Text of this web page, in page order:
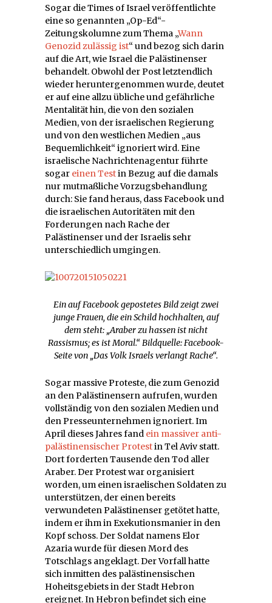
Sogar die Times of Israel veröffentlichte
eine so genannten „Op-Ed“-
Zeitungskolumne zum Thema „Wann
Genozid zulässig ist“ und bezog sich darin
auf die Art, wie Israel die Palästinenser
behandelt. Obwohl der Post letztendlich
wieder heruntergenommen wurde, deutet
er auf eine allzu übliche und gefährliche
Mentalität hin, die von den sozialen
Medien, von der israelischen Regierung
und von den westlichen Medien „aus
Bequemlichkeit“ ignoriert wird. Eine
israelische Nachrichtenagentur führte
sogar einen Testin Bezug auf die damals
nur mutmaßliche Vorzugsbehandlung
durch: Sie fand heraus, dass Facebook und
die israelischen Autoritäten mit den
Forderungen nach Rache der
Palästinenser und der Israelis sehr
unterschiedlich umgingen.
Ein auf Facebook gepostetes Bild zeigt zwei
junge Frauen, die ein Schild hochhalten, auf
dem steht: „Araber zu hassen ist nicht
Rassismus; es ist Moral.“Bildquelle: Facebook-
Seite von „Das Volk Israels verlangt Rache“.
Sogar massive Proteste, die zum Genozid
an den Palästinensern aufrufen, wurden
vollständig von den sozialen Medien und
den Presseunternehmen ignoriert. Im
April dieses Jahres fand ein massiver anti-
palästinensischer Protestin Tel Aviv statt.
Dort forderten Tausende den Tod aller
Araber. Der Protest war organisiert
worden, um einen israelischen Soldaten zu
unterstützen, der einen bereits
verwundeten Palästinenser getötet hatte,
indem er ihm in Exekutionsmanier in den
Kopf schoss. Der Soldat namens Elor
Azaria wurde für diesen Mord des
Totschlags angeklagt. Der Vorfall hatte
sich inmitten des palästinensischen
Hoheitsgebiets in der Stadt Hebron
ereignet. In Hebron befindet sich eine